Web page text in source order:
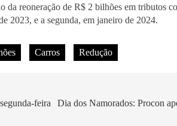
da reoneração de R$ 2 bilhões em tributos
2023, e a segunda, em janeiro de 2024.
Carros Redução
feira
Dia dos Namorados: Procon